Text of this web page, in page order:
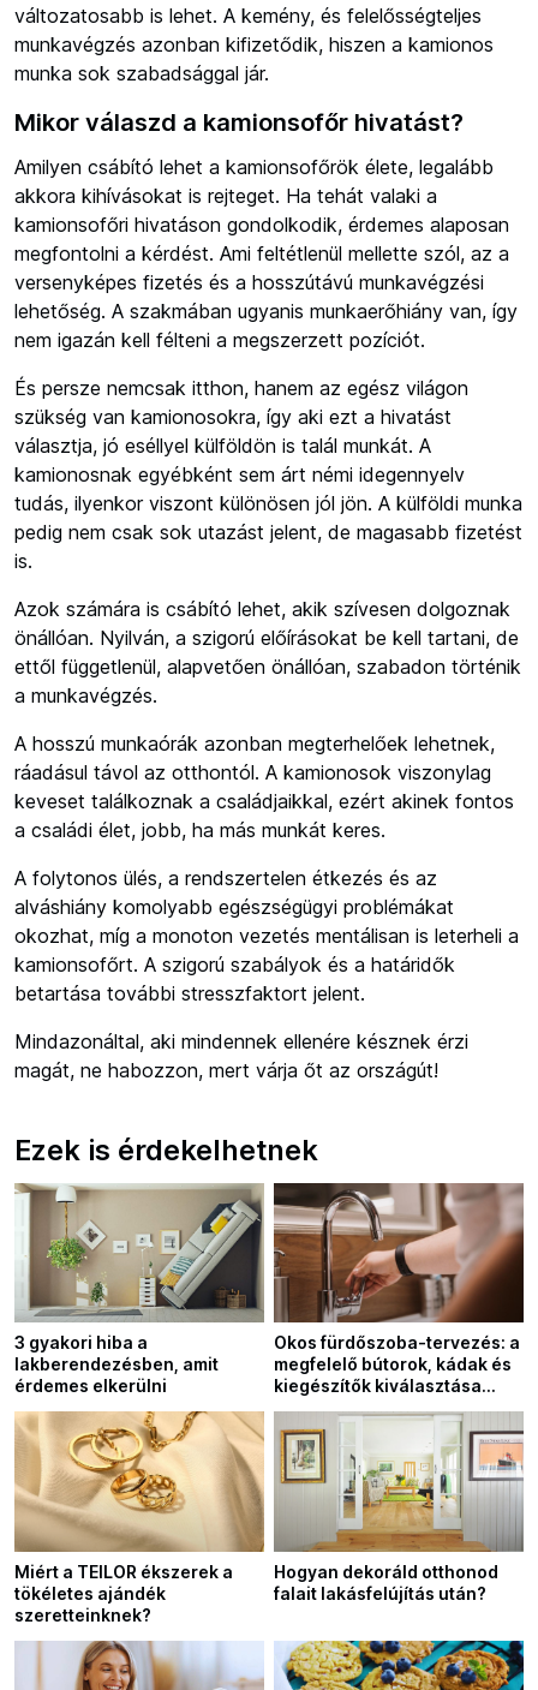
változatosabb is lehet. A kemény, és felelősségteljes
munkavégzés azonban kifizetődik, hiszen a kamionos
munka sok szabadsággal jár.
Mikor válaszd a kamionsofőr hivatást?
Amilyen csábító lehet a kamionsofőrök élete, legalább
akkora kihívásokat is rejteget. Ha tehát valaki a
kamionsofőri hivatáson gondolkodik, érdemes alaposan
megfontolni a kérdést. Ami feltétlenül mellette szól, az a
versenyképes fizetés és a hosszútávú munkavégzési
lehetőség. A szakmában ugyanis munkaerőhiány van, így
nem igazán kell félteni a megszerzett pozíciót.
És persze nemcsak itthon, hanem az egész világon
szükség van kamionosokra, így aki ezt a hivatást
választja, jó eséllyel külföldön is talál munkát. A
kamionosnak egyébként sem árt némi idegennyelv
tudás, ilyenkor viszont különösen jól jön. A külföldi munka
pedig nem csak sok utazást jelent, de magasabb fizetést
is.
Azok számára is csábító lehet, akik szívesen dolgoznak
önállóan. Nyilván, a szigorú előírásokat be kell tartani, de
ettől függetlenül, alapvetően önállóan, szabadon történik
a munkavégzés.
A hosszú munkaórák azonban megterhelőek lehetnek,
ráadásul távol az otthontól. A kamionosok viszonylag
keveset találkoznak a családjaikkal, ezért akinek fontos
a családi élet, jobb, ha más munkát keres.
A folytonos ülés, a rendszertelen étkezés és az
alváshiány komolyabb egészségügyi problémákat
okozhat, míg a monoton vezetés mentálisan is leterheli a
kamionsofőrt. A szigorú szabályok és a határidők
betartása további stresszfaktort jelent.
Mindazonáltal, aki mindennek ellenére késznek érzi
magát, ne habozzon, mert várja őt az országút!
Ezek is érdekelhetnek
3 gyakori hiba a
lakberendezésben, amit
érdemes elkerülni
Okos fürdőszoba-tervezés: a
megfelelő bútorok, kádak és
kiegészítők kiválasztása
bármilyen enteriőr stílushoz
Miért a TEILOR ékszerek a
tökéletes ajándék
szeretteinknek?
Hogyan dekoráld otthonod
falait lakásfelújítás után?